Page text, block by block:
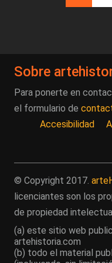
Sobre
Para ponerte en
el formulario de
Accesibilidad
© Copyright 2017.
licenciantes son los
de propiedad
(a) este sitio web
artehistoria.com
(b) todo el material